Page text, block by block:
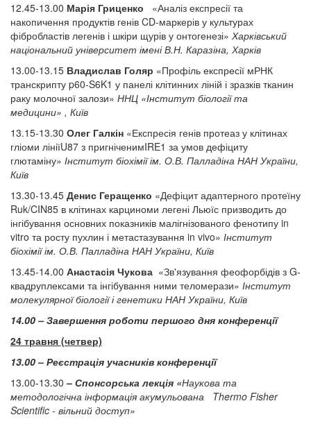
12.45-13.00 Марія Гриценко «Аналіз експресії та
накопичення продуктів генів CD-маркерів у культурах
фібробластів легенів і шкіри щурів у онтогенезі» Харківський
національний університет імені В.Н. Каразіна, Харків
13.00-13.15 Владислав Голяр «Профіль експресії мРНК
транскрипту p60-S6K1 у панелі клітинних ліній і зразків тканин
раку молочної залози» ННЦ «Інститут біології та
медицини» , Київ
13.15-13.30 Олег Галкін «Експресія генів протеаз у клітинах
гліоми лініїU87 з пригніченимIRE1 за умов дефіциту
глютаміну» Інститут біохімії ім. О.В. Палладіна НАН України,
Київ
13.30-13.45 Денис Геращенко «Дефіцит адаптерного протеїну
Ruk/CIN85 в клітинах карциноми легені Льюїс призводить до
інгібування основних показників малігнізованого фенотипу in
vitro та росту пухлин і метастазування in vivo» Інститут
біохімії ім. О.В. Палладіна НАН України, Київ
13.45-14.00 Анастасія Чукова «Зв'язування феофорбідів з G-
квадруплексами та інгібування ними теломерази» Інститут
молекулярної біології і генетики НАН України, Київ
14.00 – Завершення роботи першого дня конференції
24 травня (четвер)
13.00 – Реєстрація учасників конференції
13.00-13.30 – Спонсорська лекція «Наукова та
методологічна інформація акумульована Thermo Fisher
Scientific - вільний доступ»